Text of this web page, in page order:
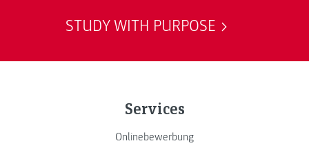
STUDY WITH PURPOSE
Services
Onlinebewerbung